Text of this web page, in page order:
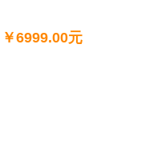
￥6999.00元